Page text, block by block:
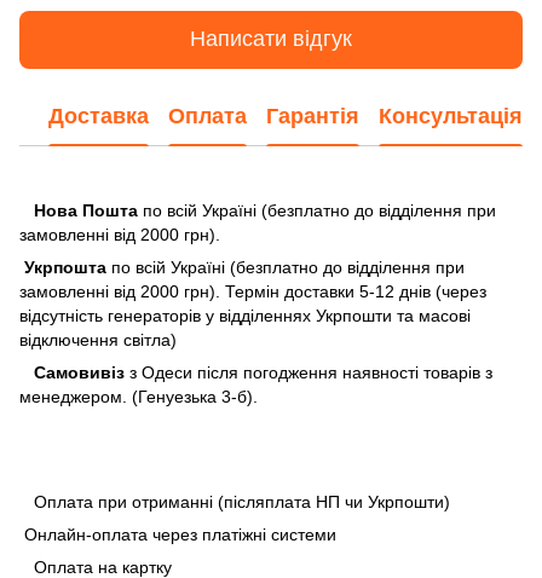
Написати відгук
Доставка Оплата Гарантія Консультація
Нова Пошта по всій Україні (безплатно до відділення при
замовленні від 2000 грн).
Укрпошта по всій Україні (безплатно до відділення при
замовленні від 2000 грн). Термін доставки 5-12 днів (через
відсутність генераторів у відділеннях Укрпошти та масові
відключення світла)
Самовивіз з Одеси після погодження наявності товарів з
менеджером. (Генуезька 3-б).
Оплата при отриманні (післяплата НП чи Укрпошти)
Онлайн-оплата через платіжні системи
Оплата на картку